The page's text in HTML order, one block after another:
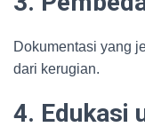
Dokumentasi yang
dari kerugian.
4. Edukasi